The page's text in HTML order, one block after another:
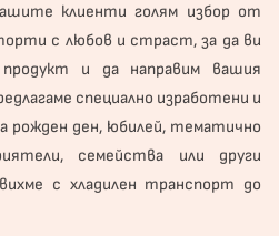
клиенти голям избор от
с любов и страст, за да ви
и да направим вашия
специално изработени и
рожден ден, юбилей, тематично
семейства или други
с хладилен транспорт до